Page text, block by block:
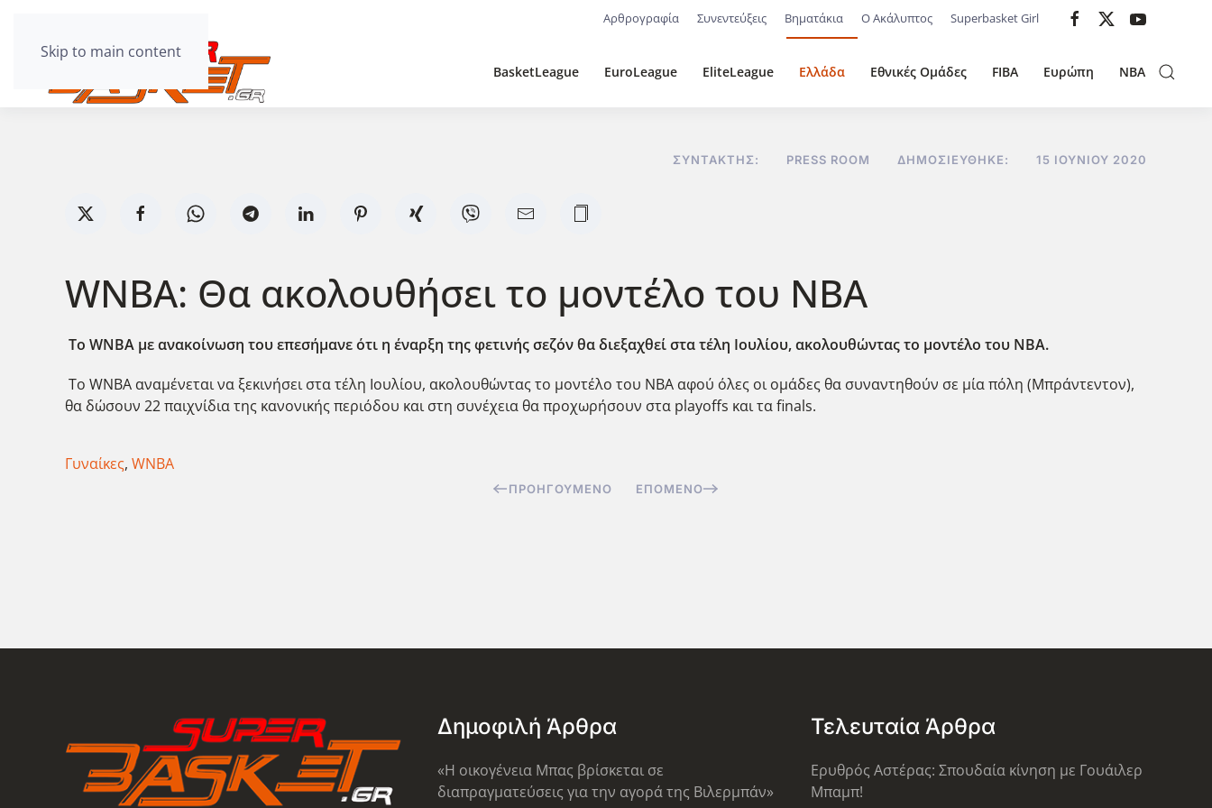
Skip to main content
Αρθρογραφία Συνεντεύξεις Βηματάκια Ο Ακάλυπτος Superbasket Girl
BasketLeague EuroLeague EliteLeague Ελλάδα Εθνικές Ομάδες FIBA Ευρώπη NBA
ΣΥΝΤΆΚΤΗΣ: PRESS ROOM ΔΗΜΟΣΙΕΎΘΗΚΕ: 15 ΙΟΥΝΊΟΥ 2020
WNBA: Θα ακολουθήσει το μοντέλο του NBA
To WNBA με ανακοίνωση του επεσήμανε ότι η έναρξη της φετινής σεζόν θα διεξαχθεί στα τέλη Ιουλίου, ακολουθώντας το μοντέλο του NBA.
Το WNBA αναμένεται να ξεκινήσει στα τέλη Ιουλίου, ακολουθώντας το μοντέλο του NBA αφού όλες οι ομάδες θα συναντηθούν σε μία πόλη (Μπράντεντον),
θα δώσουν 22 παιχνίδια της κανονικής περιόδου και στη συνέχεια θα προχωρήσουν στα playoffs και τα finals.
Γυναίκες, WNBA
ΠΡΟΗΓΟΎΜΕΝΟ ΕΠΌΜΕΝΟ
Δημοφιλή Άρθρα
«Η οικογένεια Μπας βρίσκεται σε
διαπραγματεύσεις για την αγορά της Βιλερμπάν»
Τελευταία Άρθρα
Ερυθρός Αστέρας: Σπουδαία κίνηση με Γουάιλερ
Μπαμπ!